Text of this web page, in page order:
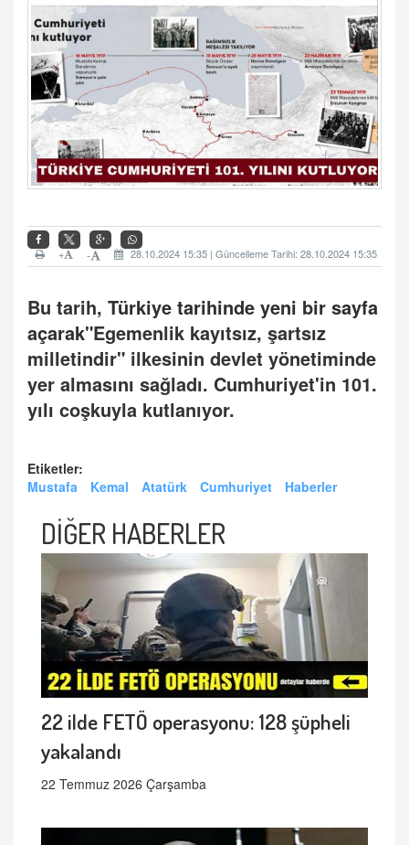
28.10.2024 15:35 | Güncelleme Tarihi: 28.10.2024 15:35
-
+
Bu tarih, Türkiye tarihinde yeni bir sayfa
açarak"Egemenlik kayıtsız, şartsız
milletindir" ilkesinin devlet yönetiminde
yer almasını sağladı. Cumhuriyet'in 101.
yılı coşkuyla kutlanıyor.
Etiketler:
Mustafa
Kemal Atatürk Cumhuriyet Haberler
DİĞER HABERLER
22 ilde FETÖ operasyonu: 128 şüpheli
yakalandı
22 Temmuz 2026 Çarşamba